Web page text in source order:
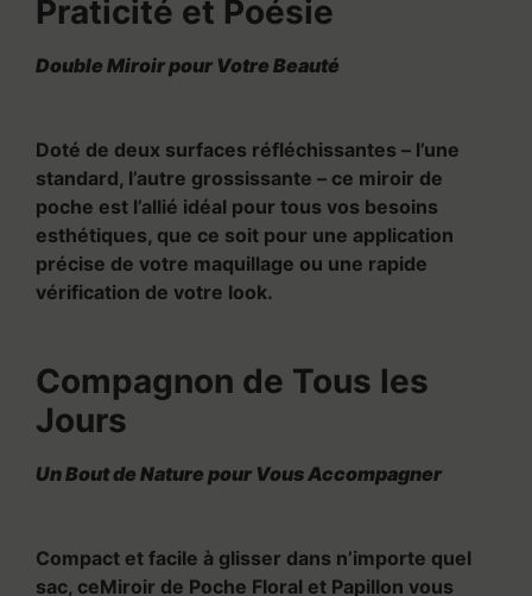
Praticité et Poésie
Double Miroir pour Votre Beauté
Doté de deux surfaces réfléchissantes – l’une
standard, l’autre grossissante – ce miroir de
poche est l’allié idéal pour tous vos besoins
esthétiques, que ce soit pour une application
précise de votre maquillage ou une rapide
vérification de votre look.
Compagnon de Tous les
Jours
Un Bout de Nature pour Vous Accompagner
Compact et facile à glisser dans n’importe quel
sac, ceMiroir de Poche Floral et Papillon vous